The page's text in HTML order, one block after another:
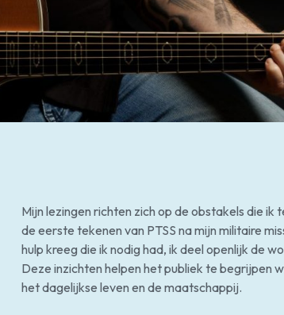
Mijn lezingen richten zich op de obstakels die ik
de eerste tekenen van PTSS na mijn militaire
hulp kreeg die ik nodig had, ik deel openlijk de
Deze inzichten helpen het publiek te begrijpen
het dagelijkse leven en de maatschappij.